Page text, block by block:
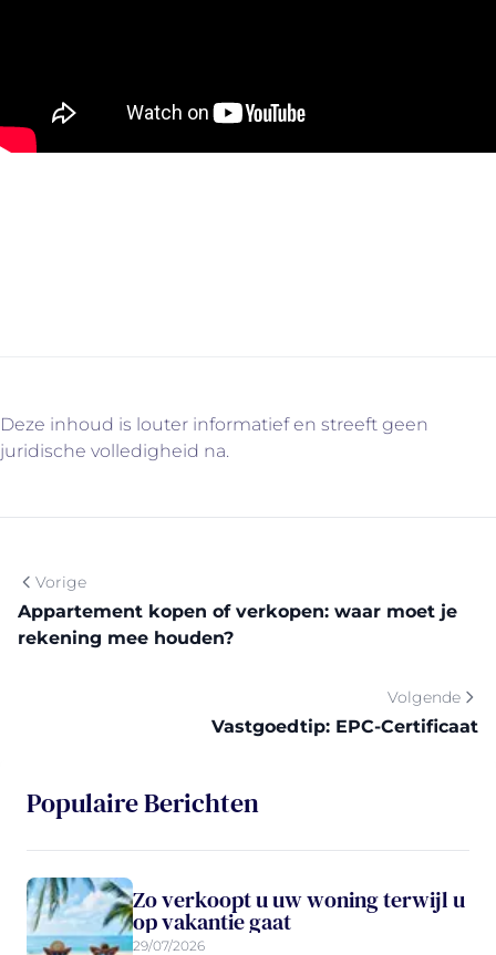
Deze inhoud is louter informatief en streeft geen
juridische volledigheid na.
Vorige
Appartement kopen of verkopen: waar moet je
rekening mee houden?
Volgende
Vastgoedtip: EPC-Certificaat
Populaire Berichten
Zo verkoopt u uw woning terwijl u
op vakantie gaat
29/07/2026